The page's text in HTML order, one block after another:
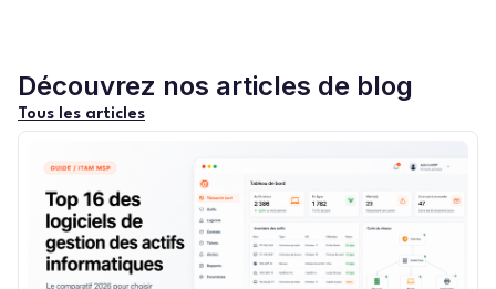
Découvrez nos articles de blog
Tous les articles